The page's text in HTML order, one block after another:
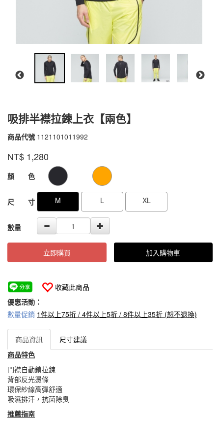
吸排半襟拉鍊上衣【兩色】
商品代號 1121101011992
1121101011992
品牌
VOUX
NT$ 1,280
GOODS000000000000000005117
顏 色
尺 寸 M L XL
數量
立即購買 加入購物車
收藏此商品
優惠活動：
數量促銷 1件以上75折 / 4件以上5折 / 8件以上35折 (恕不退換)
商品資訊
尺寸建議
商品特色
門襟自動鎖拉鍊
背部反光燙條
環保紗線高彈舒適
吸濕排汗，抗菌除臭
推薦指南